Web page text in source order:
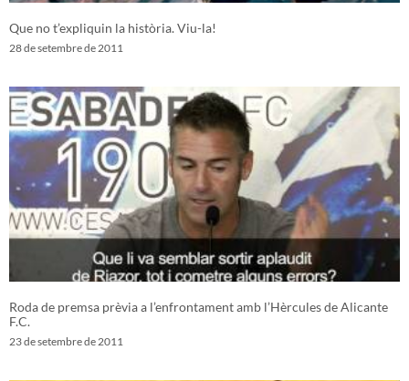
Que no t’expliquin la història. Viu-la!
28 de setembre de 2011
Roda de premsa prèvia a l’enfrontament amb l’Hèrcules de Alicante
F.C.
23 de setembre de 2011